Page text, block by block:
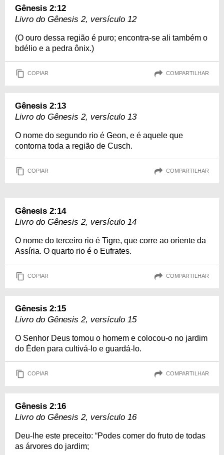
Gênesis 2:12
Livro do Gênesis 2, versículo 12
(O ouro dessa região é puro; encontra-se ali também o
bdélio e a pedra ônix.)
COPIAR COMPARTILHAR
Gênesis 2:13
Livro do Gênesis 2, versículo 13
O nome do segundo rio é Geon, e é aquele que
contorna toda a região de Cusch.
COPIAR COMPARTILHAR
Gênesis 2:14
Livro do Gênesis 2, versículo 14
O nome do terceiro rio é Tigre, que corre ao oriente da
Assíria. O quarto rio é o Eufrates.
COPIAR COMPARTILHAR
Gênesis 2:15
Livro do Gênesis 2, versículo 15
O Senhor Deus tomou o homem e colocou-o no jardim
do Éden para cultivá-lo e guardá-lo.
COPIAR COMPARTILHAR
Gênesis 2:16
Livro do Gênesis 2, versículo 16
Deu-lhe este preceito: “Podes comer do fruto de todas
as árvores do jardim;